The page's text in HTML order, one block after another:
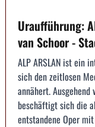
Uraufführung:
van Schoor -
ALP ARSLAN ist ein
sich den zeitlosen
annähert.
beschäftigt sich die
entstandene Oper